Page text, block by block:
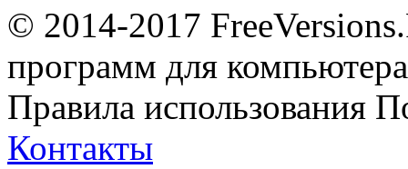
© 2014-2017
программ для
Правила использования
Контакты